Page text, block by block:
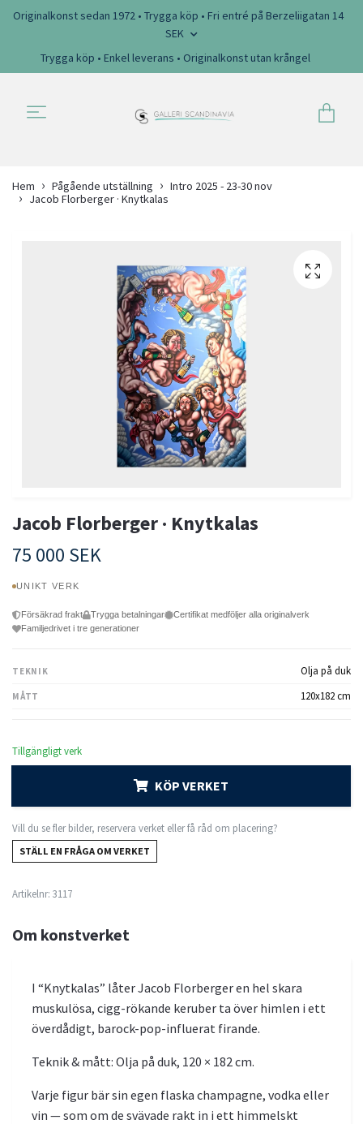
Originalkonst sedan 1972 • Trygga köp • Fri entré på Berzeliigatan 14
SEK
Trygga köp • Enkel leverans • Originalkonst utan krångel
Hem Pågående utställning
Intro 2025 - 23-30 nov
Jacob Florberger · Knytkalas
Jacob Florberger · Knytkalas
75 000 SEK
UNIKT VERK
Försäkrad frakt Trygga betalningar
Certifikat medföljer alla originalverk
Familjedrivet i tre generationer
TEKNIK Olja på duk
MÅTT 120x182 cm
Tillgängligt verk
KÖP VERKET
Vill du se fler bilder, reservera verket eller få råd om placering?
STÄLL EN FRÅGA OM VERKET
Artikelnr: 3117
Om konstverket
I “Knytkalas” låter Jacob Florberger en hel skara
muskulösa, cigg-rökande keruber ta över himlen i ett
överdådigt, barock-pop-influerat firande.
Teknik & mått: Olja på duk, 120 × 182 cm.
Varje figur bär sin egen flaska champagne, vodka eller
vin — som om de svävade rakt in i ett himmelskt